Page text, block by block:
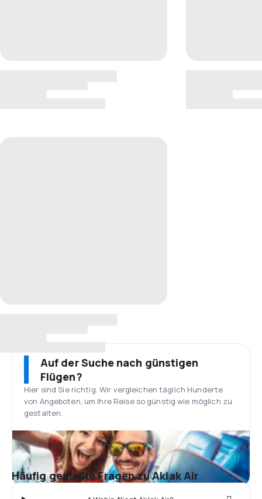
Auf der Suche nach günstigen
Flügen?
Hier sind Sie richtig. Wir vergleichen täglich Hunderte
von Angeboten, um Ihre Reise so günstig wie möglich zu
gestalten.
Häufig gestellte Fragen zu Aklak Air